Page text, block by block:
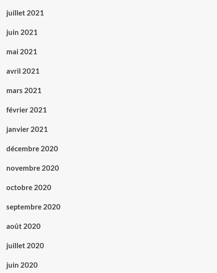
juillet 2021
juin 2021
mai 2021
avril 2021
mars 2021
février 2021
janvier 2021
décembre 2020
novembre 2020
octobre 2020
septembre 2020
août 2020
juillet 2020
juin 2020